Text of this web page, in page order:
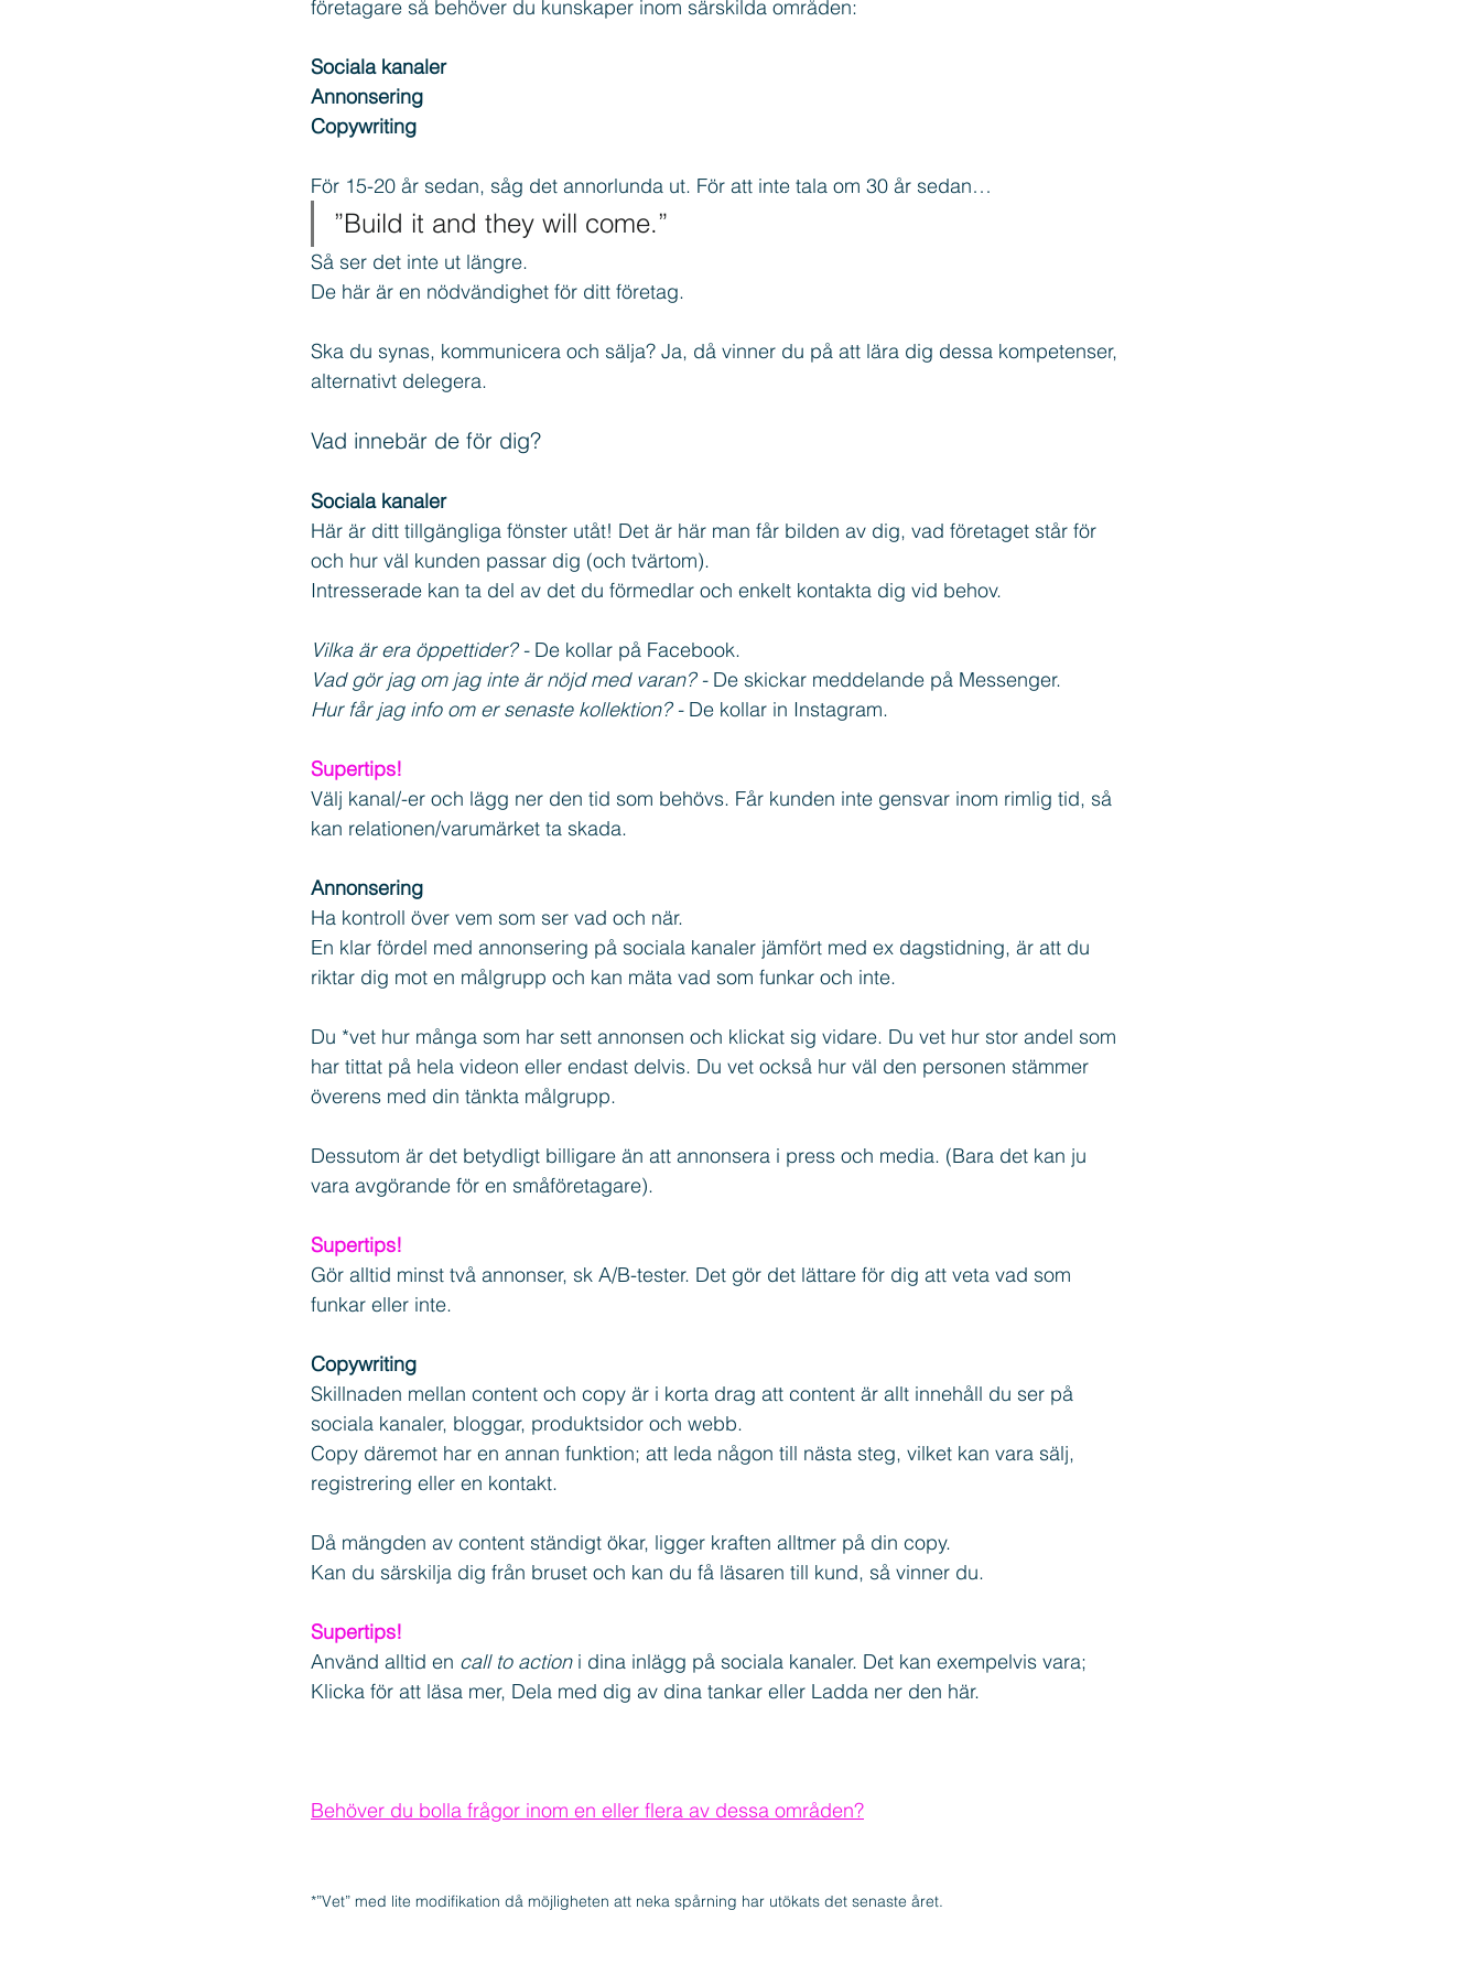
Copywriting Texter
företagare så behöver du kunskaper inom särskilda områden:
Sociala kanaler
Annonsering
Copywriting
För 15-20 år sedan, såg det annorlunda ut. För att inte tala om 30 år sedan…
”Build it and they will come.”
Så ser det inte ut längre.
De här är en nödvändighet för ditt företag.
Ska du synas, kommunicera och sälja? Ja, då vinner du på att lära dig dessa kompetenser,
alternativt delegera.
Vad innebär de för dig?
Sociala kanaler
Här är ditt tillgängliga fönster utåt! Det är här man får bilden av dig, vad företaget står för
och hur väl kunden passar dig (och tvärtom).
Intresserade kan ta del av det du förmedlar och enkelt kontakta dig vid behov.
Vilka är era öppettider? - De kollar på Facebook.
Vad gör jag om jag inte är nöjd med varan? - De skickar meddelande på Messenger.
Hur får jag info om er senaste kollektion? - De kollar in Instagram.
Supertips!
Välj kanal/-er och lägg ner den tid som behövs. Får kunden inte gensvar inom rimlig tid, så
kan relationen/varumärket ta skada.
Annonsering
Ha kontroll över vem som ser vad och när.
En klar fördel med annonsering på sociala kanaler jämfört med ex dagstidning, är att du
riktar dig mot en målgrupp och kan mäta vad som funkar och inte.
Du *vet hur många som har sett annonsen och klickat sig vidare. Du vet hur stor andel som
har tittat på hela videon eller endast delvis. Du vet också hur väl den personen stämmer
överens med din tänkta målgrupp.
Dessutom är det betydligt billigare än att annonsera i press och media. (Bara det kan ju
vara avgörande för en småföretagare).
Supertips!
Gör alltid minst två annonser, sk A/B-tester. Det gör det lättare för dig att veta vad som
funkar eller inte.
Copywriting
Skillnaden mellan content och copy är i korta drag att content är allt innehåll du ser på
sociala kanaler, bloggar, produktsidor och webb.
Copy däremot har en annan funktion; att leda någon till nästa steg, vilket kan vara sälj,
registrering eller en kontakt.
Då mängden av content ständigt ökar, ligger kraften alltmer på din copy.
Kan du särskilja dig från bruset och kan du få läsaren till kund, så vinner du.
Supertips!
Använd alltid en call to action i dina inlägg på sociala kanaler. Det kan exempelvis vara;
Klicka för att läsa mer, Dela med dig av dina tankar eller Ladda ner den här.
Behöver du bolla frågor inom en eller flera av dessa områden?
*”Vet” med lite modifikation då möjligheten att neka spårning har utökats det senaste året.